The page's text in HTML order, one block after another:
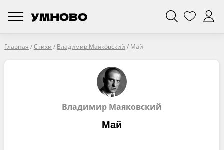
Главная /Стихи / Владимир Маяковский / Май
Владимир Маяковский
Май